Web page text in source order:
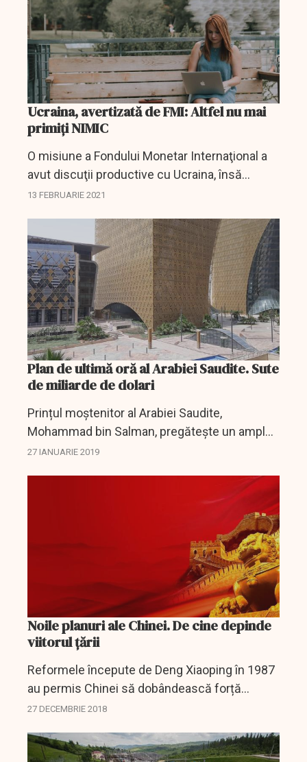
Ucraina, avertizată de FMI: Altfel nu mai
primiți NIMIC
O misiune a Fondului Monetar Internaţional a
avut discuţii productive cu Ucraina, însă
autorităţile de la Kiev trebuie să demonstreze
13 FEBRUARIE 2021
Plan de ultimă oră al Arabiei Saudite. Sute
de miliarde de dolari
Prințul moștenitor al Arabiei Saudite,
Mohammad bin Salman, pregătește un amplu
plan de reforme în valoare totală de 425
27 IANUARIE 2019
Noile planuri ale Chinei. De cine depinde
viitorul țării
Reformele începute de Deng Xiaoping în 1987
au permis Chinei să dobândească forță
economică. Acum, Xi Jinping vrea mai mult,
transforma...
27 DECEMBRIE 2018